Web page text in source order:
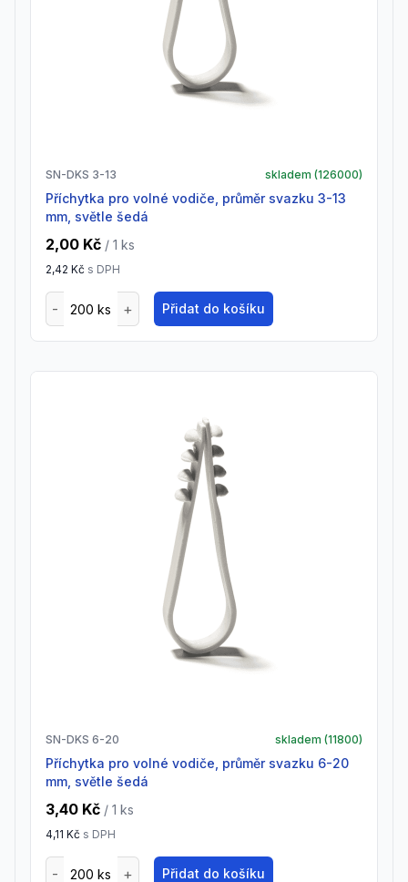
SN-DKS 3-13 skladem (126000)
Příchytka pro volné vodiče, průměr svazku 3-13
mm, světle šedá
2,00 Kč / 1 ks
2,42 Kč s DPH
Přidat do košíku
SN-DKS 6-20 skladem (11800)
Příchytka pro volné vodiče, průměr svazku 6-20
mm, světle šedá
3,40 Kč / 1 ks
4,11 Kč s DPH
Přidat do košíku